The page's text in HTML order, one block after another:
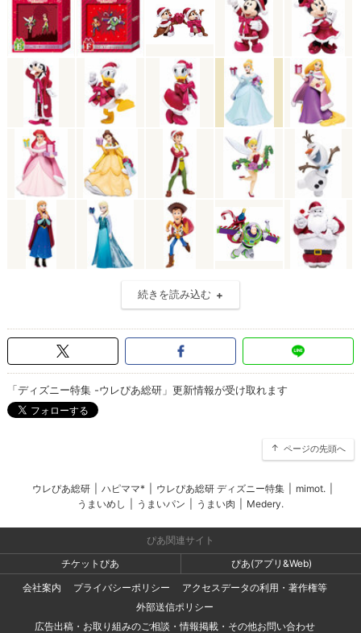
続きを読み込む
「ディズニー特集 -ウレぴあ総研」更新情報が受け取れます
ページの先頭へ
ウレぴあ総研 ハピママ* ウレぴあ総研 ディズニー特集 mimot.
うまいめし
うまいパン うまい肉 Medery.
ぴあ関連サイト
チケットぴあ
ぴあ(アプリ&Web)
会社案内
プライバシーポリシー
アクセスデータの利用・著作権等
外部送信ポリシー
広告出稿・お取り組みのご相談・情報掲載・その他お問い合わせ